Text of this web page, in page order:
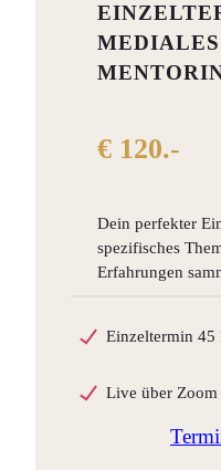
€ 120.-
Dein perfekter
spezifisches
Erfahrungen
Einzeltermin 45
Live über Zoom